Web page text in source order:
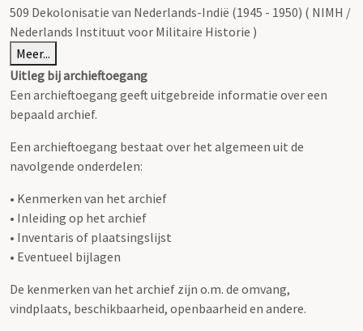
509 Dekolonisatie van Nederlands-Indië (1945 - 1950) ( NIMH /
Nederlands Instituut voor Militaire Historie )
Meer...
Uitleg bij archieftoegang
Een archieftoegang geeft uitgebreide informatie over een
bepaald archief.
Een archieftoegang bestaat over het algemeen uit de
navolgende onderdelen:
• Kenmerken van het archief
• Inleiding op het archief
• Inventaris of plaatsingslijst
• Eventueel bijlagen
De kenmerken van het archief zijn o.m. de omvang,
vindplaats, beschikbaarheid, openbaarheid en andere.